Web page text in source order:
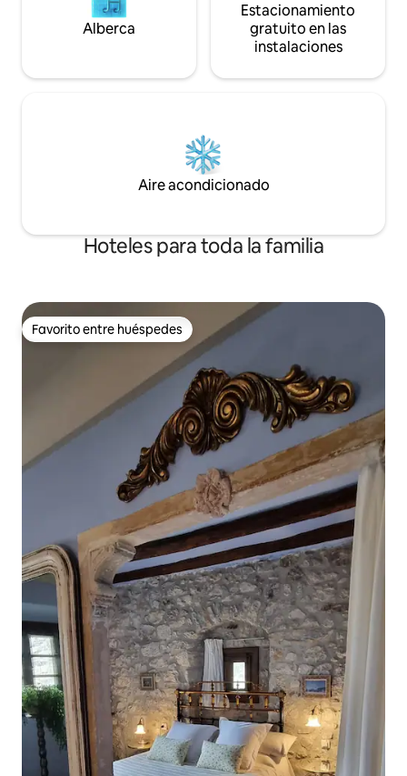
Alberca
Estacionamiento
gratuito en las
instalaciones
Aire acondicionado
Hoteles para toda la familia
Favorito entre huéspedes
Favorito entre huéspedes